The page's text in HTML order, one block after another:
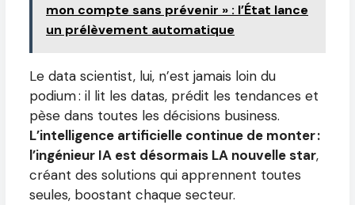
mon compte sans prévenir » : l’État lance
un prélèvement automatique
Le data scientist, lui, n’est jamais loin du
podium : il lit les datas, prédit les tendances et
pèse dans toutes les décisions business.
L’intelligence artificielle continue de monter :
l’ingénieur IA est désormais LA nouvelle star,
créant des solutions qui apprennent toutes
seules, boostant chaque secteur.